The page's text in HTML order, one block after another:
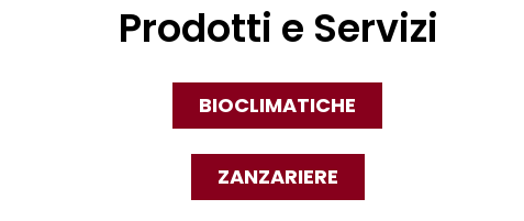
Prodotti e Servizi
BIOCLIMATICHE
ZANZARIERE